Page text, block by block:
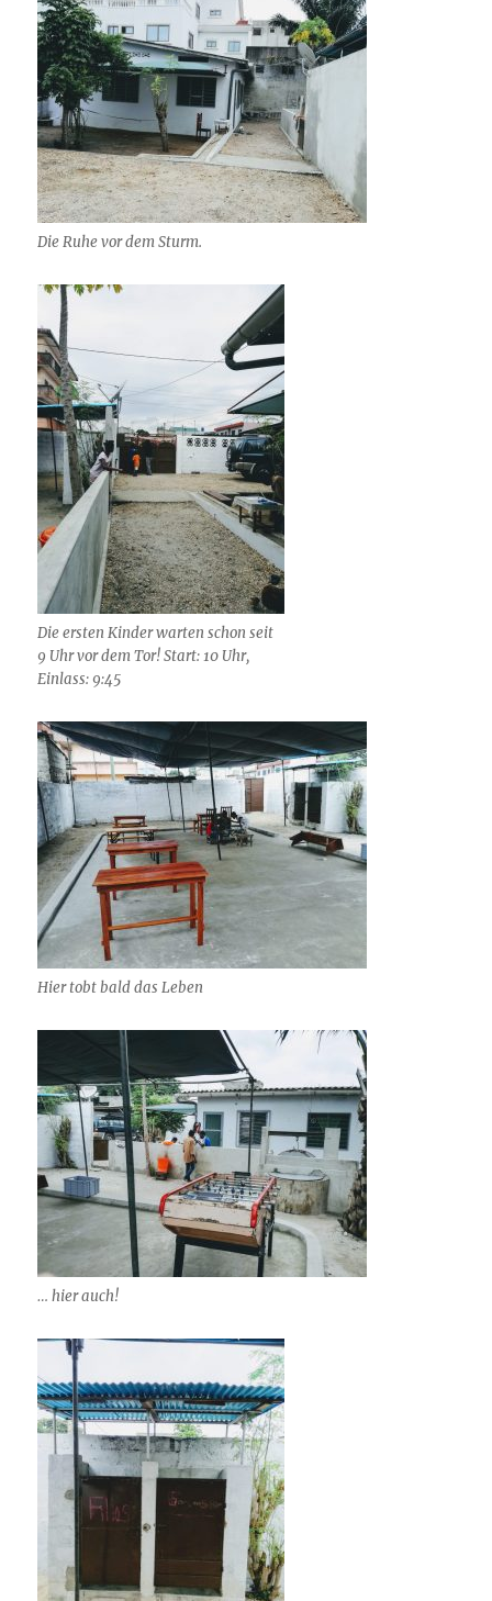
Die Ruhe vor dem Sturm.
Die ersten Kinder warten schon seit
9 Uhr vor dem Tor! Start: 10 Uhr,
Einlass: 9:45
Hier tobt bald das Leben
… hier auch!